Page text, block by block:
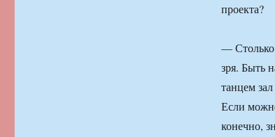
проекта?
— Столько
зря. Быть
танцем
Если
конечно,